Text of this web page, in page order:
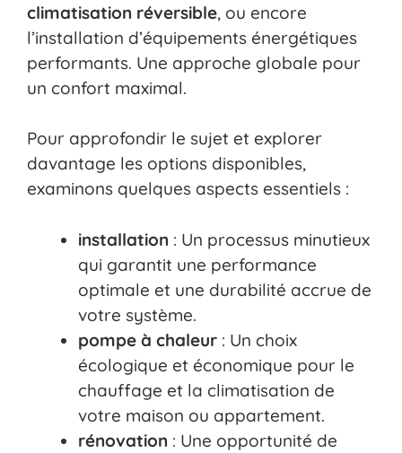
climatisation réversible, ou encore
l’installation d’équipements énergétiques
performants. Une approche globale pour
un confort maximal.
Pour approfondir le sujet et explorer
davantage les options disponibles,
examinons quelques aspects essentiels :
installation : Un processus minutieux
qui garantit une performance
optimale et une durabilité accrue de
votre système.
pompe à chaleur : Un choix
écologique et économique pour le
chauffage et la climatisation de
votre maison ou appartement.
rénovation : Une opportunité de